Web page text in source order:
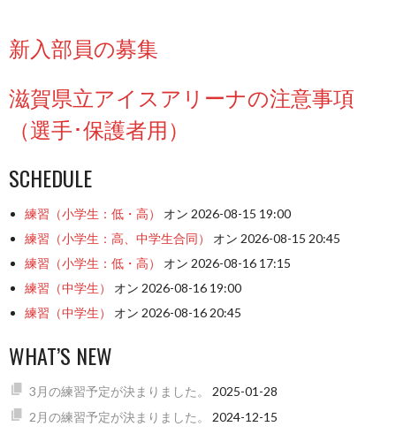
新入部員の募集
滋賀県立アイスアリーナの注意事項
（選手･保護者用）
SCHEDULE
練習（小学生：低・高）
オン 2026-08-15 19:00
練習（小学生：高、中学生合同）
オン 2026-08-15 20:45
練習（小学生：低・高）
オン 2026-08-16 17:15
練習（中学生）
オン 2026-08-16 19:00
練習（中学生）
オン 2026-08-16 20:45
WHAT’S NEW
3月の練習予定が決まりました。
2025-01-28
2月の練習予定が決まりました。
2024-12-15